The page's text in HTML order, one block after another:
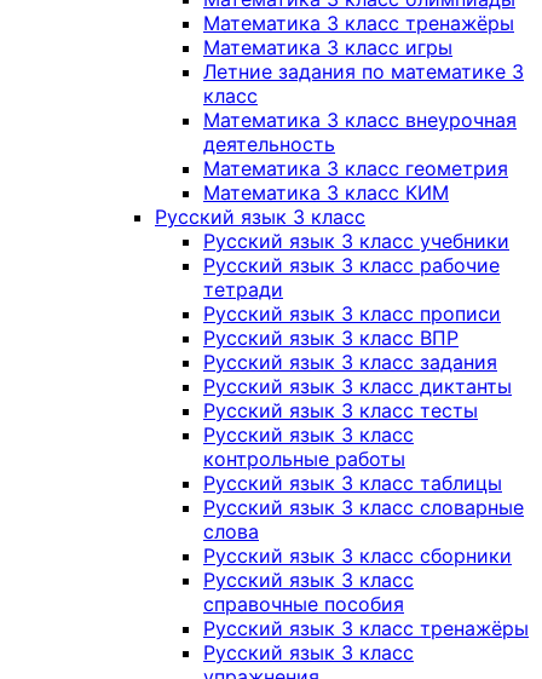
Математика 3 класс тренажёры
Математика 3 класс игры
Летние задания по математике 3
класс
Математика 3 класс внеурочная
деятельность
Математика 3 класс геометрия
Математика 3 класс КИМ
Русский язык 3 класс
Русский язык 3 класс учебники
Русский язык 3 класс рабочие
тетради
Русский язык 3 класс прописи
Русский язык 3 класс ВПР
Русский язык 3 класс задания
Русский язык 3 класс диктанты
Русский язык 3 класс тесты
Русский язык 3 класс
контрольные работы
Русский язык 3 класс таблицы
Русский язык 3 класс словарные
слова
Русский язык 3 класс сборники
Русский язык 3 класс
справочные пособия
Русский язык 3 класс тренажёры
Русский язык 3 класс